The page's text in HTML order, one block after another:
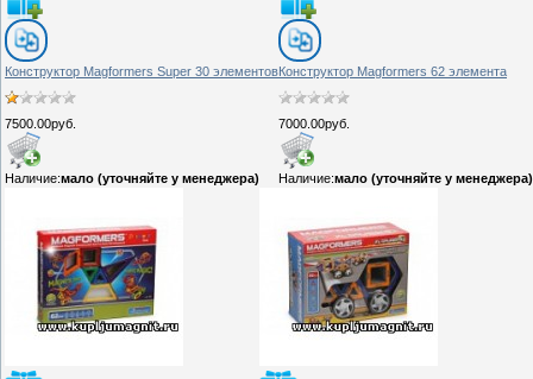
Конструктор Magformers Super 30 элементов
7500.00руб.
Наличие:мало (уточняйте у менеджера)
Конструктор Magformers 62 элемента
7000.00руб.
Наличие:мало (уточняйте у менеджера)